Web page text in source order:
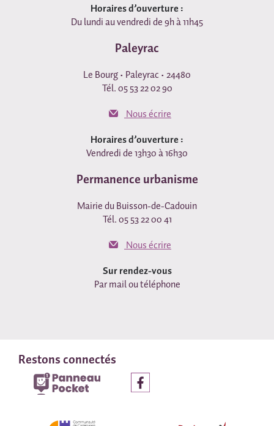
Horaires d’ouverture :
Du lundi au vendredi de 9h à 11h45
Paleyrac
Le Bourg • Paleyrac • 24480
Tél. 05 53 22 02 90
Nous écrire
Horaires d’ouverture :
Vendredi de 13h30 à 16h30
Permanence urbanisme
Mairie du Buisson-de-Cadouin
Tél. 05 53 22 00 41
Nous écrire
Sur rendez-vous
Par mail ou téléphone
Restons connectés